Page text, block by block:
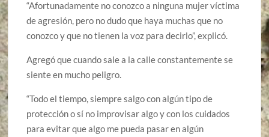
“Afortunadamente no conozco a ninguna mujer víctima
de agresión, pero no dudo que haya muchas que no
conozco y que no tienen la voz para decirlo”, explicó.
Agregó que cuando sale a la calle constantemente se
siente en mucho peligro.
“Todo el tiempo, siempre salgo con algún tipo de
protección o sí no improvisar algo y con los cuidados
para evitar que algo me pueda pasar en algún